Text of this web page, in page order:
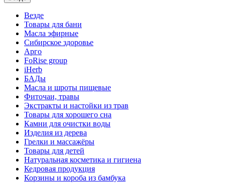
Везде
Товары для бани
Масла эфирные
Сибирское здоровье
Арго
FoRise group
iHerb
БАДы
Масла и шроты пищевые
Фиточаи, травы
Экстракты и настойки из трав
Товары для хорошего сна
Камни для очистки воды
Изделия из дерева
Грелки и массажёры
Товары для детей
Натуральная косметика и гигиена
Кедровая продукция
Корзины и короба из бамбука